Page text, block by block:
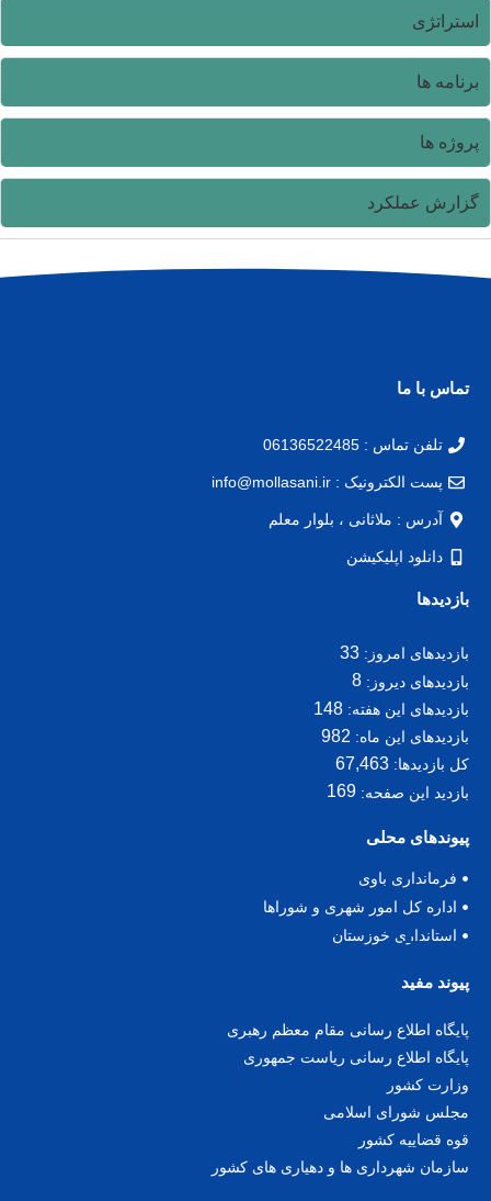
استراتژی
برنامه ها
پروژه ها
گزارش عملکرد
پیوند مفید
پایگاه اطلاع رسانی مقام معظم رهبری
پایگاه اطلاع رسانی ریاست جمهوری
وزارت کشور
مجلس شورای اسلامی
قوه قضاییه کشور
سازمان شهرداری ها و دهیاری های کشور
پیوندهای محلی
فرمانداری باوی
اداره کل امور شهری و شوراها
استانداری خوزستان
بازدیدها
بازدیدهای امروز: 33
بازدیدهای دیروز: 8
بازدیدهای این هفته: 148
بازدیدهای این ماه: 982
کل بازدیدها: 67,463
بازدید این صفحه: 169
تماس با ما
تلفن تماس : 06136522485
پست الکترونیک : info@mollasani.ir
آدرس : ملاثانی ، بلوار معلم
دانلود اپلیکیشن